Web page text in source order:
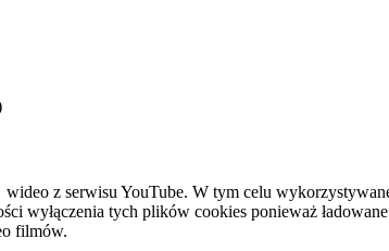
z serwisu YouTube. W tym celu
wyłączenia tych plików cookies ponieważ
filmów.